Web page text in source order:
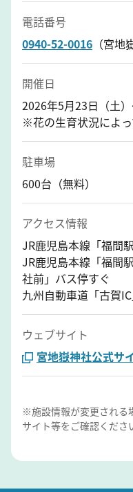
電話番号
0940-52-0016 （宮地
開催日
2026年5月23日（土）
※花の生育状況によっ
駐車場
600台（無料）
アクセス情報
JR鹿児島本線「福間
JR鹿児島本線「福間
社前」バス停すぐ
九州自動車道「古賀
ウェブサイト
宮地嶽神社公式サ
※施設情報が変更される
サイト等をご確認くださ